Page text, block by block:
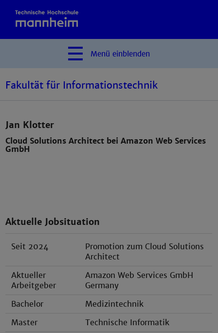
Menü einblenden
Fakultät für Informationstechnik
Jan Klotter
Cloud Solutions Architect bei Amazon Web Services
GmbH
Aktuelle Jobsituation
Seit 2024
Promotion zum Cloud Solutions
Architect
Aktueller
Arbeitgeber
Amazon Web Services GmbH
Germany
Bachelor
Medizintechnik
Master
Technische Informatik